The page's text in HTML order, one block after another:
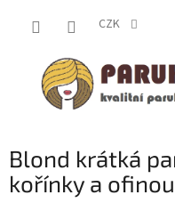
CZK
Blond krátká
kořínky a